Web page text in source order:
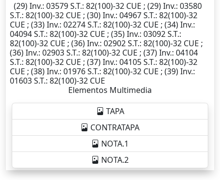
(29)Inv.: 03579S.T.: 82(100)-32 CUE ; (29)Inv.: 03580
S.T.: 82(100)-32 CUE ; (30)Inv.: 04967S.T.: 82(100)-32
CUE ; (33)Inv.: 02274S.T.: 82(100)-32 CUE ; (34)Inv.:
04094S.T.: 82(100)-32 CUE ; (35)Inv.: 03092S.T.:
82(100)-32 CUE ; (36)Inv.: 02902S.T.: 82(100)-32 CUE ;
(36)Inv.: 02903S.T.: 82(100)-32 CUE ; (37)Inv.: 04104
S.T.: 82(100)-32 CUE ; (37)Inv.: 04105S.T.: 82(100)-32
CUE ; (38)Inv.: 01976S.T.: 82(100)-32 CUE ; (39)Inv.:
01603S.T.: 82(100)-32 CUE
Elementos Multimedia
TAPA
CONTRATAPA
NOTA.1
NOTA.2